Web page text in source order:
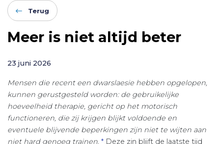
Terug
Meer is niet altijd beter
23 juni 2026
Mensen die recent een dwarslaesie hebben opgelopen,
kunnen gerustgesteld worden: de gebruikelijke
hoeveelheid therapie, gericht op het motorisch
functioneren, die zij krijgen blijkt voldoende en
eventuele blijvende beperkingen zijn niet te wijten aan
niet hard genoeg trainen. * Deze zin blijft de laatste tijd